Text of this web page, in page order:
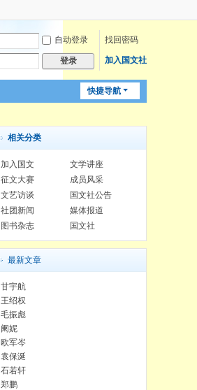
自动登录 找回密码
登录 加入国文社
快捷导航
相关分类
加入国文
文学讲座
征文大赛
成员风采
文艺访谈
国文社公告
社团新闻
媒体报道
图书杂志
国文社
最新文章
甘宇航
王绍权
毛振彪
阑妮
欧军岑
袁保涎
石若轩
郑鹏